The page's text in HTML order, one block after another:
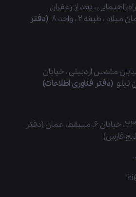
راهنمایی ، بعد از زعفران
، طبقه 2 ، واحد 8
(دفتر
مقدس اردبیلی ، خیابان
نیلو (دفتر فناوری اطلاعات)
ال موج 335، خیابان 6، مسقط، عمان (دفتر
فارس)